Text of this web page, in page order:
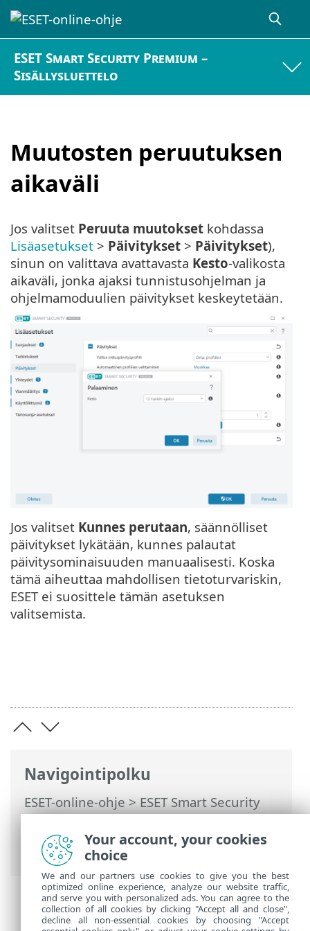
ESET Smart Security Premium –
Sisällysluettelo
Muutosten peruutuksen
aikaväli
Navigointipolku
ESET-online-ohje>ESET Smart Security
Premium>Lisäasetukset>Päivitykset>
Päivitysmuutosten peruutus>
Muutosten peruutuksen aikaväli
Jos valitset Peruuta muutokset kohdassa
Lisäasetukset > Päivitykset > Päivitykset),
sinun on valittava avattavasta Kesto-valikosta
aikaväli, jonka ajaksi tunnistusohjelman ja
ohjelmamoduulien päivitykset keskeytetään.
Jos valitset Kunnes perutaan, säännölliset
päivitykset lykätään, kunnes palautat
päivitysominaisuuden manuaalisesti. Koska
tämä aiheuttaa mahdollisen tietoturvariskin,
ESET ei suosittele tämän asetuksen
valitsemista.
Your account, your cookies
choice
We and our partners use cookies to give you the best
optimized online experience, analyze our website traffic,
and serve you with personalized ads. You can agree to the
collection of all cookies by clicking "Accept all and close",
decline all non-essential cookies by choosing "Accept